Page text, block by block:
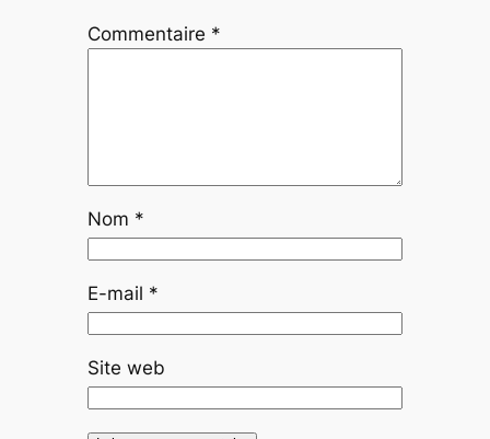
Commentaire *
Nom *
E-mail *
Site web